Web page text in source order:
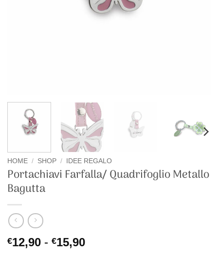
HOME / SHOP / IDEE REGALO
Portachiavi Farfalla/ Quadrifoglio Metallo
Bagutta
€12,90 - €15,90Fascia